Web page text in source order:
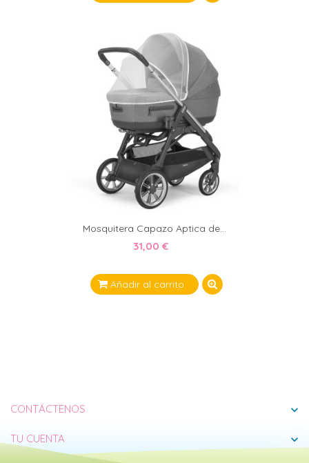
Mosquitera Capazo Aptica de...
31,00 €
Añadir al carrito
CONTÁCTENOS expand_more
TU CUENTA expand_more